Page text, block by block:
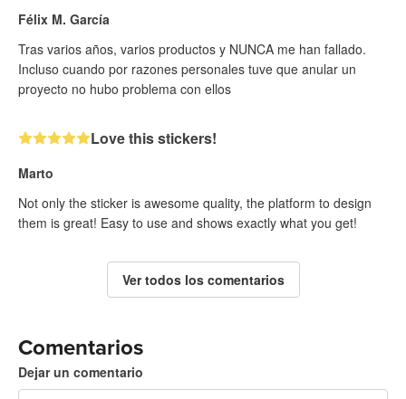
Félix M. García
Tras varios años, varios productos y NUNCA me han fallado.
Incluso cuando por razones personales tuve que anular un
proyecto no hubo problema con ellos
Love this stickers!
Marto
Not only the sticker is awesome quality, the platform to design
them is great! Easy to use and shows exactly what you get!
Ver todos los comentarios
Comentarios
Dejar un comentario